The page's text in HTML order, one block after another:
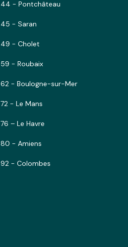
44 - Pontchâteau
45 - Saran
49 - Cholet
59 - Roubaix
62 - Boulogne-sur-Mer
72 - Le Mans
76 – Le Havre
80 - Amiens
92 - Colombes